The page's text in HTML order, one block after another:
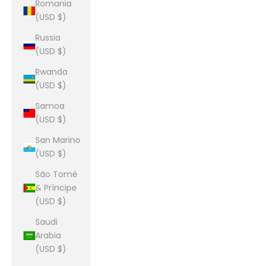
Romania
(USD $)
Russia
(USD $)
Rwanda
(USD $)
Samoa
(USD $)
San Marino
(USD $)
São Tomé
& Príncipe
(USD $)
Saudi
Arabia
(USD $)